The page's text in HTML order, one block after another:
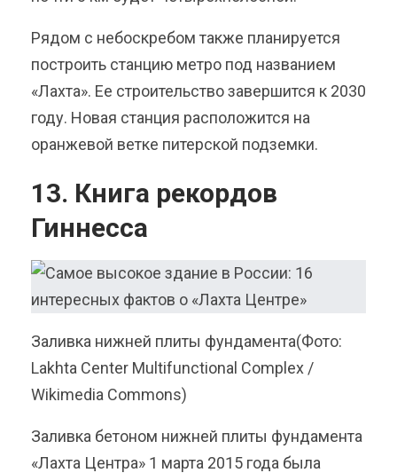
Рядом с небоскребом также планируется
построить станцию метро под названием
«Лахта». Ее строительство завершится к 2030
году. Новая станция расположится на
оранжевой ветке питерской подземки.
13. Книга рекордов
Гиннесса
Заливка нижней плиты фундамента(Фото:
Lakhta Center Multifunctional Complex /
Wikimedia Commons)
Заливка бетоном нижней плиты фундамента
«Лахта Центра» 1 марта 2015 года была